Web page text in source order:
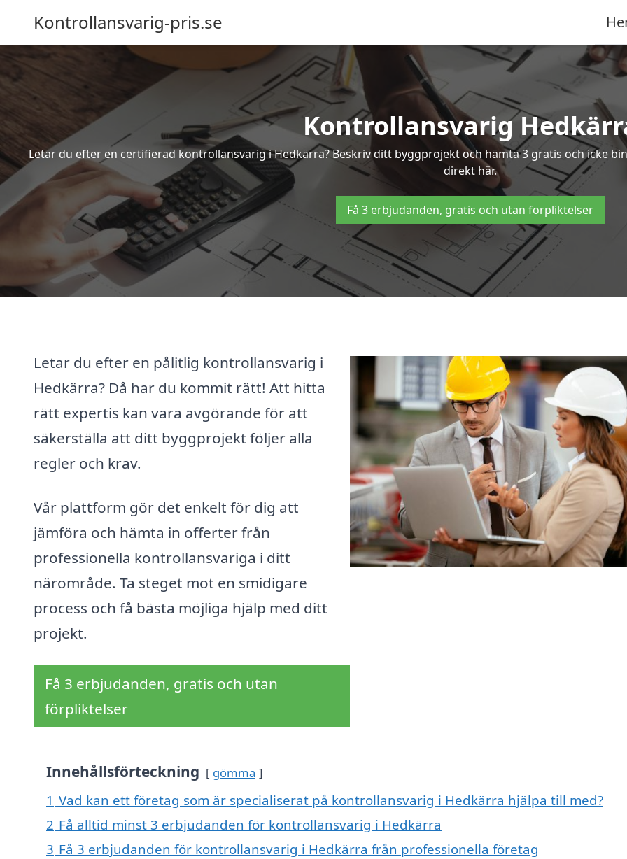
Kontrollansvarig-pris.se
Kontrollansvarig
Letar du efter en certifierad kontrollansvarig i Hedkärra? Beskriv ditt byggprojekt och hämta 3 gratis och icke
direkt här.
Få 3 erbjudanden, gratis och utan förpliktelser
Letar du efter en pålitlig kontrollansvarig i
Hedkärra? Då har du kommit rätt! Att hitta
rätt expertis kan vara avgörande för att
säkerställa att ditt byggprojekt följer alla
regler och krav.
Vår plattform gör det enkelt för dig att
jämföra och hämta in offerter från
professionella kontrollansvariga i ditt
närområde. Ta steget mot en smidigare
process och få bästa möjliga hjälp med ditt
projekt.
Få 3 erbjudanden, gratis och utan
förpliktelser
Innehållsförteckning gömma
1 Vad kan ett företag som är specialiserat på kontrollansvarig i Hedkärra hjälpa till med?
2 Få alltid minst 3 erbjudanden för kontrollansvarig i Hedkärra
3 Få 3 erbjudanden för kontrollansvarig i Hedkärra från professionella företag